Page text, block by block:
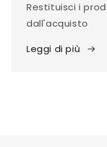
Restituisci i
dall'acquisto
Leggi di più